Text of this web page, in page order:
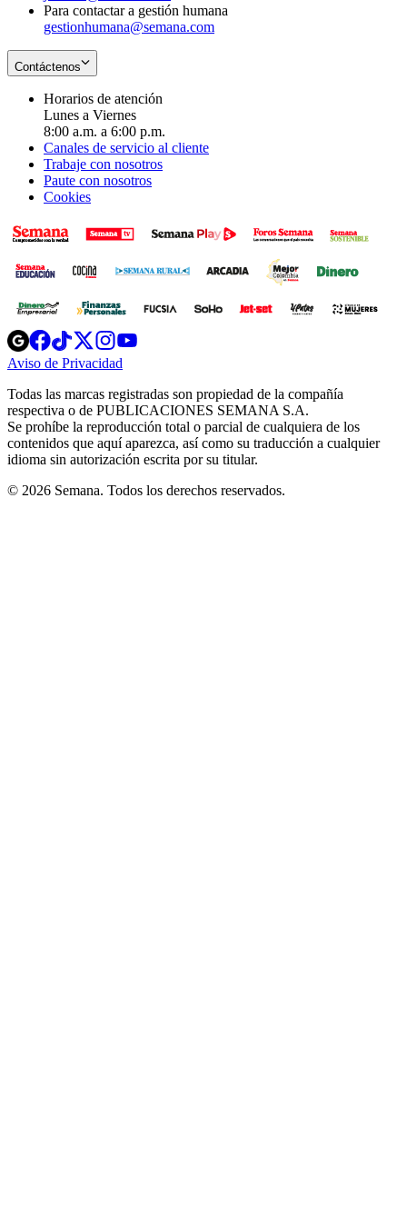
Para contactar a gestión humana
gestionhumana@semana.com
Contáctenos
Horarios de atención
Lunes a Viernes
8:00 a.m. a 6:00 p.m.
Canales de servicio al cliente
Trabaje con nosotros
Paute con nosotros
Cookies
Opens
in
new
Opens
in
new
Opens
in
new
window
Opens
new
windowwindow
Aviso de Privacidad
new
window
Todas las marcas registradas son propiedad de la compañía
respectiva o de PUBLICACIONES SEMANA S.A.
Se prohíbe la reproducción total o parcial de cualquiera de los
contenidos que aquí aparezca, así como su traducción a cualquier
idioma sin autorización escrita por su titular.
© 2026 Semana. Todos los derechos reservados.